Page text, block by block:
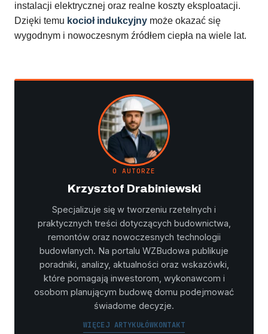
instalacji elektrycznej oraz realne koszty eksploatacji.
Dzięki temu kocioł indukcyjny może okazać się
wygodnym i nowoczesnym źródłem ciepła na wiele lat.
O AUTORZE
Krzysztof Drabiniewski
Specjalizuje się w tworzeniu rzetelnych i
praktycznych treści dotyczących budownictwa,
remontów oraz nowoczesnych technologii
budowlanych. Na portalu WZBudowa publikuje
poradniki, analizy, aktualności oraz wskazówki,
które pomagają inwestorom, wykonawcom i
osobom planującym budowę domu podejmować
świadome decyzje.
WIĘCEJ ARTYKUŁÓWKONTAKT